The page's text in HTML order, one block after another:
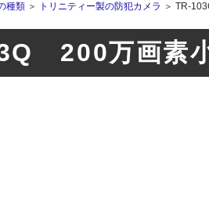
種類 ＞ トリニティー製の防犯カメラ ＞ TR-
200万画素